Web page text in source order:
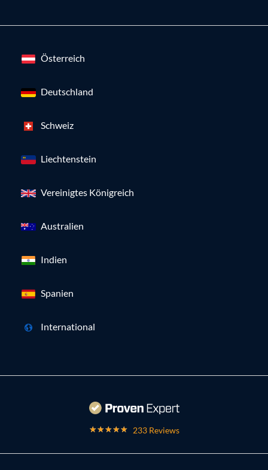
Österreich
Deutschland
Schweiz
Liechtenstein
Vereinigtes Königreich
Australien
Indien
Spanien
International
233 Reviews